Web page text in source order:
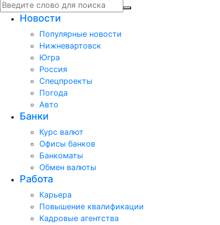
Новости
Популярные новости
Нижневартовск
Югра
Россия
Спецпроекты
Погода
Авто
Банки
Курс валют
Офисы банков
Банкоматы
Обмен валюты
Работа
Карьера
Повышение квалификации
Кадровые агентства